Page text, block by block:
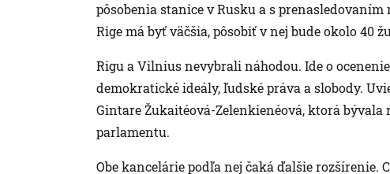
pôsobenia stanice v Rusku a s
Rige má byť väčšia, pôsobiť v nej bude okolo 40
Rigu a Vilnius nevybrali náhodou. Ide o
demokratické ideály, ľudské práva a slobody.
Gintare Žukaitéová-Zelenkienéová, ktorá
parlamentu.
Obe kancelárie podľa nej čaká ďalšie rozšírenie.